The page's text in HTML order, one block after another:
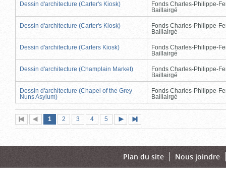
Dessin d'architecture (Carter's Kiosk)
Fonds Charles-Philippe-
Baillairgé
Dessin d'architecture (Carter's Kiosk)
Fonds Charles-Philippe-
Baillairgé
Dessin d'architecture (Carters Kiosk)
Fonds Charles-Philippe-
Baillairgé
Dessin d'architecture (Champlain Market)
Fonds Charles-Philippe-
Baillairgé
Dessin d'architecture (Chapel of the Grey
Nuns Asylum)
Fonds Charles-Philippe-
Baillairgé
Première
page
Page
précédente
Page
1 (page
actuelle)
Page
2 Page
3 Page
4 Page
5
suivante
page
Plan du site Nous joindre